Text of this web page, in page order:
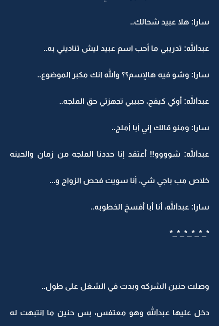
سارا: هلا عبيد شحالك..
عبدالله: تدريبي ما أحب اسم عبيد ليش تناديني به..
سارا: وشو فيه هالإسم؟؟ والله انك مكبر الموضوع..
عبدالله: أوكي كيفج، حبيبي تجهزتي حق الملجه..
سارا: ومنو قالك إني أبا أملج..
عبدالله: شوووو!! أعتقد إنا حددنا الملجه من زمان والحينه
خلاص مب باجي شي، أنا سويت فحص الزواج و...
سارا: عبدالله، أنا أبا أفسخ الخطوبه..
*_*_*_*_*_*
وصلت حنين الشركه وبدت في الشغل على طول..
دخل عليها عبدالله وهو معتفس، بس حنين ما انتبهت له